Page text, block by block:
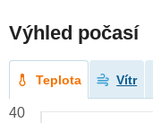
Výhled počasí
Teplota Vítr
40